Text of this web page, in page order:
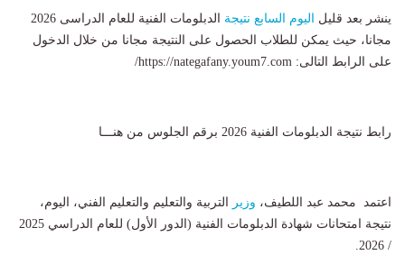
ينشر بعد قليل اليوم السابع نتيجة
الدبلومات الفنية للعام الدراسى 2026
مجانا، حيث يمكن للطلاب الحصول على النتيجة مجانا من خلال الدخول
على الرابط التالى: https://nategafany.youm7.com/
رابط نتيجة الدبلومات الفنية 2026 برقم الجلوس من هنـــا
اعتمد محمد عبد اللطيف، وزير التربية والتعليم والتعليم الفني، اليوم،
نتيجة امتحانات شهادة الدبلومات الفنية (الدور الأول) للعام الدراسي 2025
/ 2026.